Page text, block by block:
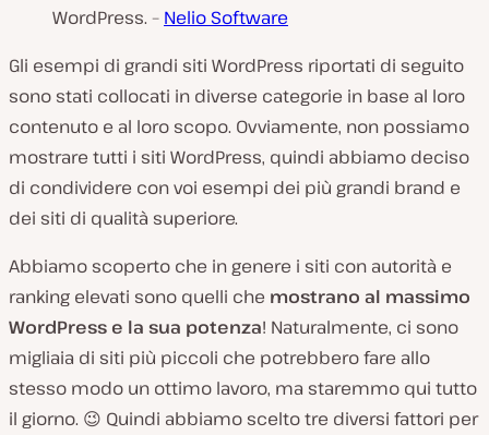
WordPress. – Nelio Software
Gli esempi di grandi siti WordPress riportati di seguito
sono stati collocati in diverse categorie in base al loro
contenuto e al loro scopo. Ovviamente, non possiamo
mostrare tutti i siti WordPress, quindi abbiamo deciso
di condividere con voi esempi dei più grandi brand e
dei siti di qualità superiore.
Abbiamo scoperto che in genere i siti con autorità e
ranking elevati sono quelli che mostrano al massimo
WordPress e la sua potenza! Naturalmente, ci sono
migliaia di siti più piccoli che potrebbero fare allo
stesso modo un ottimo lavoro, ma staremmo qui tutto
il giorno. 😉 Quindi abbiamo scelto tre diversi fattori per